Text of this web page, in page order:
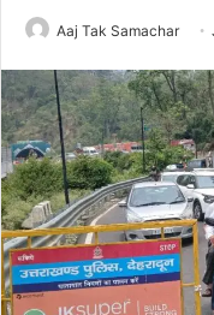
Aaj Tak Samachar